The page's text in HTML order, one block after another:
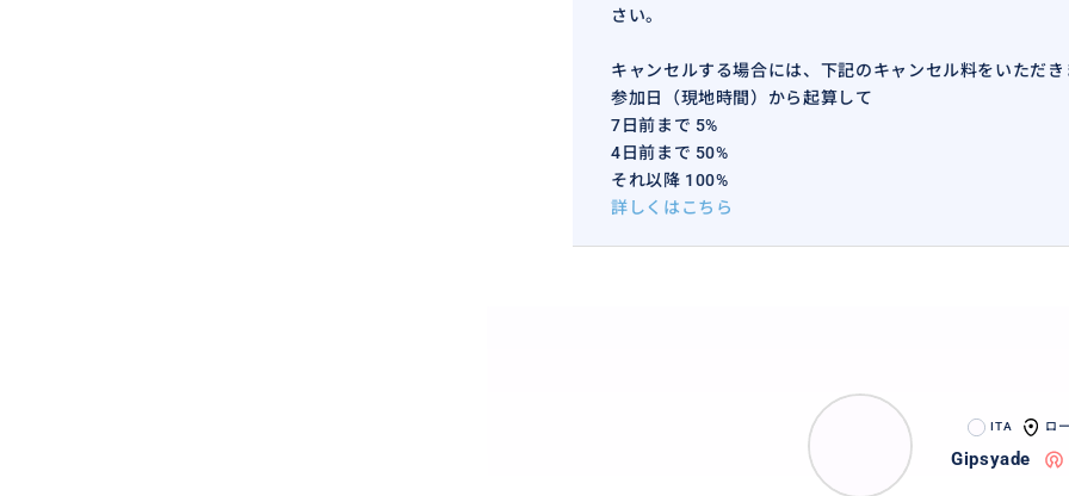
さい。
キャンセルする場合には、下記のキャンセル料をいただき
参加日（現地時間）から起算して
7日前まで 5%
4日前まで 50%
それ以降 100%
詳しくはこちら
ITA ロ
Gipsyade